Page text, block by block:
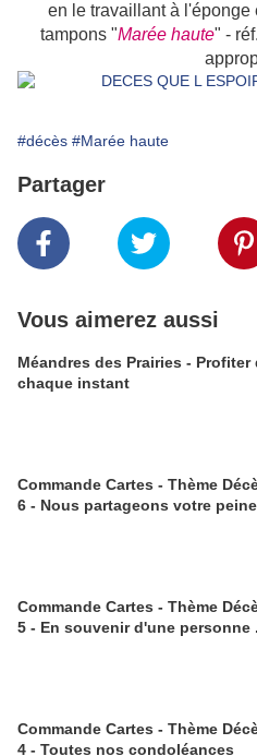
en le travaillant à l'éponge
tampons "Marée haute" -
#décès #Marée haute
Partager
Vous aimerez aussi
Méandres des Prairies - Profiter
chaque instant
Commande Cartes - Thème
6 - Nous partageons votre
Commande Cartes - Thème
5 - En souvenir d'une personne
Commande Cartes - Thème
4 - Toutes nos condoléances